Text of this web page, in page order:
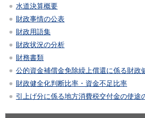
水道決算概要
財政事情の公表
財政用語集
財政状況の分析
財務書類
公的資金補償金免除繰上償還に係る財政
財政健全化判断比率・資金不足比率
引上げ分に係る地方消費税交付金の使途